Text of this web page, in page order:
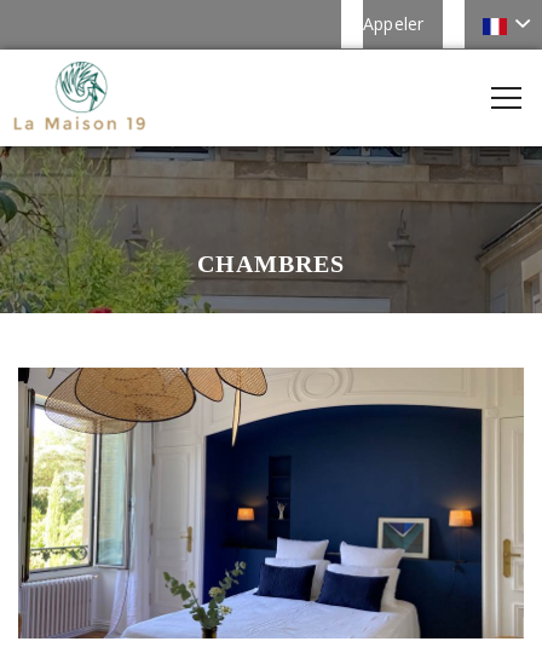
Appeler
CHAMBRES